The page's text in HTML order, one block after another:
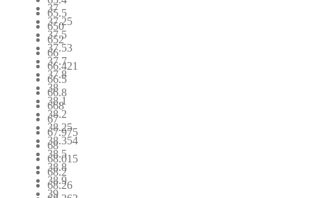
65.5
650
652
66
66.421
66.5
66.8
668
67
67.975
68
68.015
68.2
68.26
37
37.25
37.5
37.53
37.7
37.8
38
38.1
38.2
38.25
38.354
38.5
38.8
38.9
39